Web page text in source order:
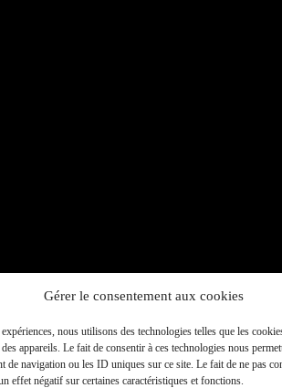
Gérer le consentement aux cookies
nous utilisons des technologies telles que les
appareils. Le fait de consentir à ces technologies nous
de navigation ou les ID uniques sur ce site. Le fait de ne pas
effet négatif sur certaines caractéristiques et fonctions.